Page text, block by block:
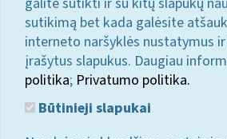
sutikimą bet kada galėsite
interneto naršyklės nustatymus
įrašytus slapukus. Daugiau
politika; Privatumo politika.
Būtinieji slapukai